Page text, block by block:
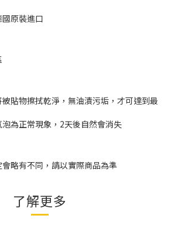
原裝進口
貼物擦拭乾淨，無油漬污垢，才可達到最
為正常現象，2天後自然會消失
略有不同，請以實際商品為準
了解更多